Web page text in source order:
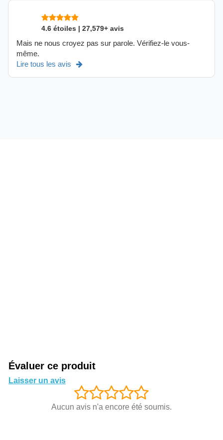
4.6 étoiles | 27,579+ avis
Mais ne nous croyez pas sur parole. Vérifiez-le vous-
même.
Lire tous les avis
Évaluer ce produit
Laisser un avis
Aucun avis n'a encore été soumis.